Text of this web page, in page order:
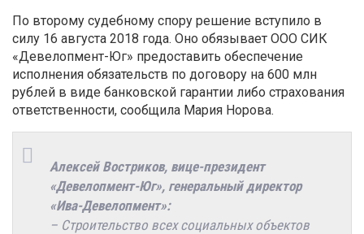
По второму судебному спору решение вступило в
силу 16 августа 2018 года. Оно обязывает ООО СИК
«Девелопмент-Юг» предоставить обеспечение
исполнения обязательств по договору на 600 млн
рублей в виде банковской гарантии либо страхования
ответственности, сообщила Мария Норова.
Алексей Востриков, вице-президент
«Девелопмент-Юг», генеральный директор
«Ива-Девелопмент»:
– Строительство всех социальных объектов